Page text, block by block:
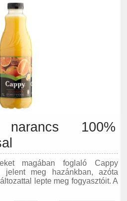
100%
magában foglaló Cappy
jelent meg hazánkban, azóta
lepte meg fogyasztóit. A